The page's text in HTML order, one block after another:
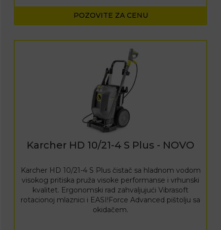
POZOVITE ZA CENU
Karcher HD 10/21-4 S Plus - NOVO
Karcher HD 10/21-4 S Plus čistač sa hladnom vodom
visokog pritiska pruža visoke performanse i vrhunski
kvalitet. Ergonomski rad zahvaljujući Vibrasoft
rotacionoj mlaznici i EASI!Force Advanced pištolju sa
okidačem.